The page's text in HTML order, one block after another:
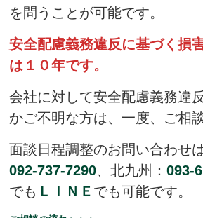
を問うことが可能です。
安全配慮義務違反に基づく損
は１０年です。
会社に対して安全配慮義務違
かご不明な方は、一度、ご相
面談日程調整のお問い合わせ
092-737-7290、北九州：093-
でも ＬＩＮＥ でも可能です。